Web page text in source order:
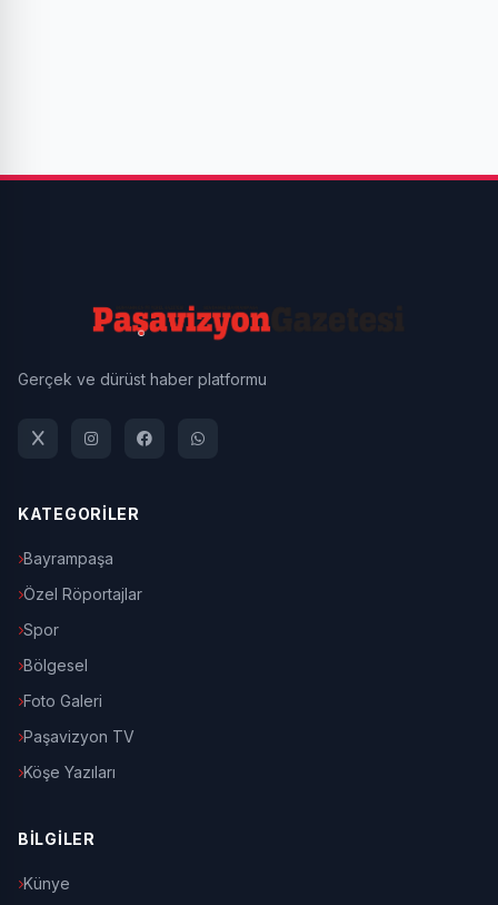
Gerçek ve dürüst haber platformu
KATEGORİLER
Bayrampaşa
Özel Röportajlar
Spor
Bölgesel
Foto Galeri
Paşavizyon TV
Köşe Yazıları
BİLGİLER
Künye